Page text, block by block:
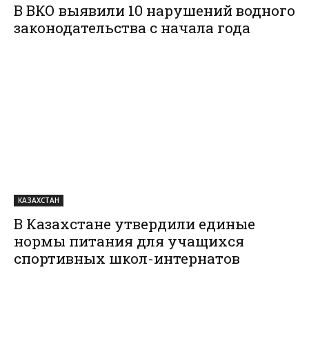
В ВКО выявили 10 нарушений водного
законодательства с начала года
КАЗАХСТАН
В Казахстане утвердили единые
нормы питания для учащихся
спортивных школ-интернатов